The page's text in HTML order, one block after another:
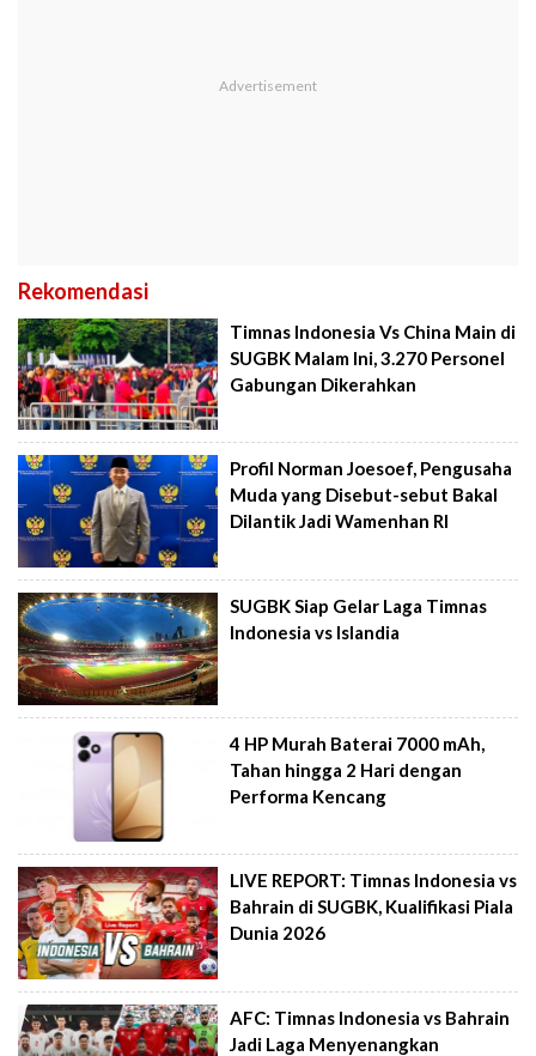
Rekomendasi
Timnas Indonesia Vs China Main di
SUGBK Malam Ini, 3.270 Personel
Gabungan Dikerahkan
Profil Norman Joesoef, Pengusaha
Muda yang Disebut-sebut Bakal
Dilantik Jadi Wamenhan RI
SUGBK Siap Gelar Laga Timnas
Indonesia vs Islandia
4 HP Murah Baterai 7000 mAh,
Tahan hingga 2 Hari dengan
Performa Kencang
LIVE REPORT: Timnas Indonesia vs
Bahrain di SUGBK, Kualifikasi Piala
Dunia 2026
AFC: Timnas Indonesia vs Bahrain
Jadi Laga Menyenangkan